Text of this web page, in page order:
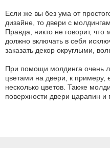
Если же вы без ума от
дизайне, то двери с
Правда, никто не говорит,
должно включать в себя
заказать декор округлыми,
При помощи молдинга очень
цветами на двери, к примеру,
несколько цветов. Также
поверхности двери царапин и